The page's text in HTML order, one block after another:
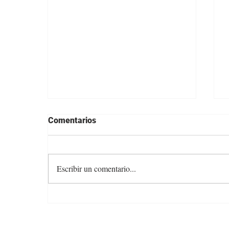
Comentarios
Escribir un comentario...